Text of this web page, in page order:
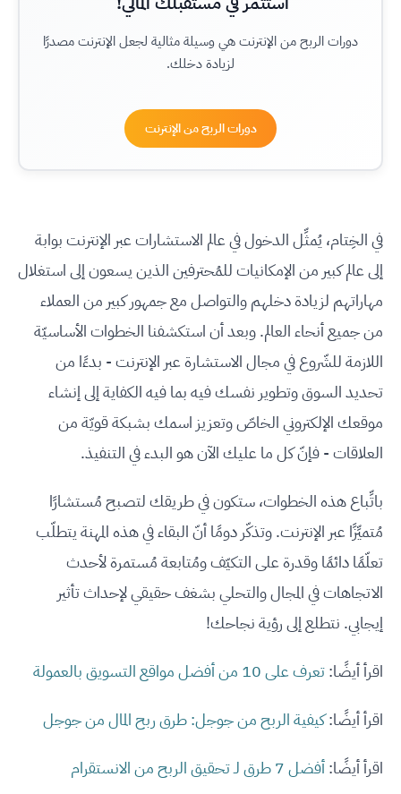
دورات الربح من الإنترنت هي وسيلة مثالية لجعل الإنترنت مصدرًا
لزيادة دخلك.
دورات الربح من الإنترنت
في الخِتام، يُمثِّل الدخول في عالم الاستشارات عبر الإنترنت بوابة
إلى عالم كبير من الإمكانيات للمُحترفين الذين يسعون إلى استغلال
مهاراتهم لزيادة دخلهم والتواصل مع جمهور كبير من العملاء
من جميع أنحاء العالم. وبعد أن استكشفنا الخطوات الأساسيّة
اللازمة للشّروع في مجال الاستشارة عبر الإنترنت - بدءًا من
تحديد السوق وتطوير نفسك فيه بما فيه الكفاية إلى إنشاء
موقعك الإلكتروني الخاصّ وتعزيز اسمك بشبكة قويّة من
العلاقات - فإنّ كل ما عليك الآن هو البدء في التنفيذ.
باتِّباع هذه الخطوات، ستكون في طريقك لتصبح مُستشارًا
مُتميِّزًا عبر الإنترنت. وتذكّر دومًا أنّ البقاء في هذه المهنة يتطلّب
تعلّمًا دائمًا وقدرة على التكيّف ومُتابعة مُستمرة لأحدث
الاتجاهات في المجال والتحلي بشغف حقيقي لإحداث تأثير
إيجابي. نتطلع إلى رؤية نجاحك!
اقرأ أيضًا:تعرف على 10 من أفضل مواقع التسويق بالعمولة
اقرأ أيضًا:كيفية الربح من جوجل: طرق ربح المال من جوجل
اقرأ أيضًا:أفضل 7 طرق لـ تحقيق الربح من الانستقرام